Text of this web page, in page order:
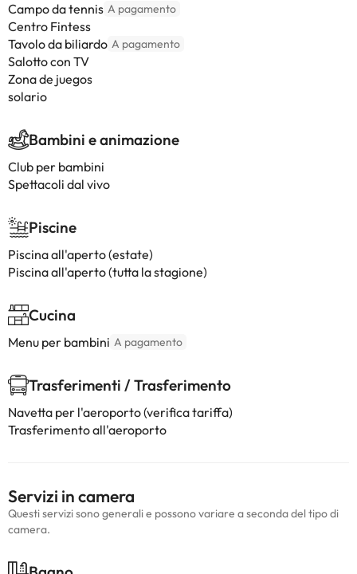
Campo da tennis A pagamento
Centro Fintess
Tavolo da biliardo A pagamento
Salotto con TV
Zona de juegos
solario
Bambini e animazione
Club per bambini
Spettacoli dal vivo
Piscine
Piscina all'aperto (estate)
Piscina all'aperto (tutta la stagione)
Cucina
Menu per bambini A pagamento
Trasferimenti / Trasferimento
Navetta per l'aeroporto (verifica tariffa)
Trasferimento all'aeroporto
Servizi in camera
Questi servizi sono generali e possono variare a seconda del tipo di
camera.